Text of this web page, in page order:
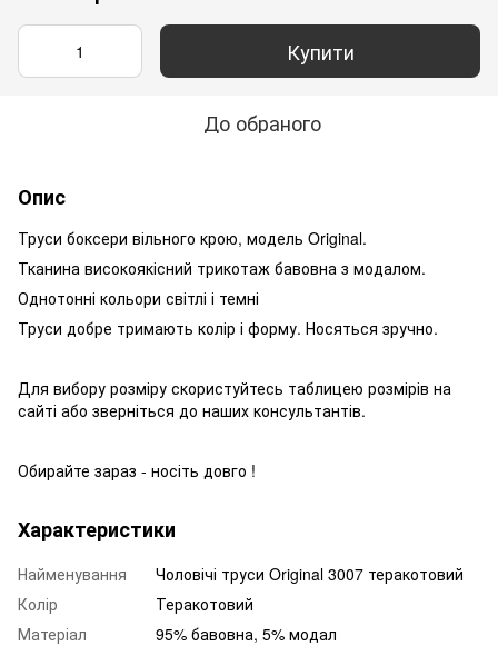
Купити
До обраного
Опис
Труси боксери вільного крою, модель Original.
Тканина високоякісний трикотаж бавовна з модалом.
Однотонні кольори світлі і темні
Труси добре тримають колір і форму. Носяться зручно.
Для вибору розміру скористуйтесь таблицею розмірів на
сайті або зверніться до наших консультантів.
Обирайте зараз - носіть довго !
Характеристики
Найменування
Чоловічі труси Original 3007 теракотовий
Колір
Теракотовий
Матеріал
95% бавовна, 5% модал